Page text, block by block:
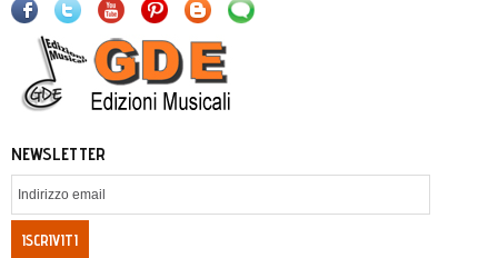
NEWSLETTER
ISCRIVITI